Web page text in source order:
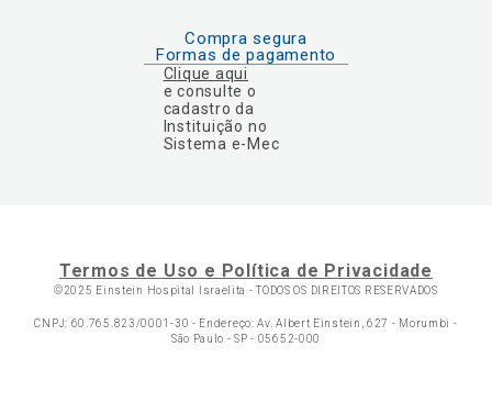
Compra segura
Formas de pagamento
Clique aqui
e consulte o
cadastro da
Instituição no
Sistema e-Mec
Termos de Uso e Política de Privacidade
©2025 Einstein Hospital Israelita -TODOS OS DIREITOS RESERVADOS
CNPJ: 60.765.823/0001-30 - Endereço: Av. Albert Einstein, 627 - Morumbi -
São Paulo - SP - 05652-000